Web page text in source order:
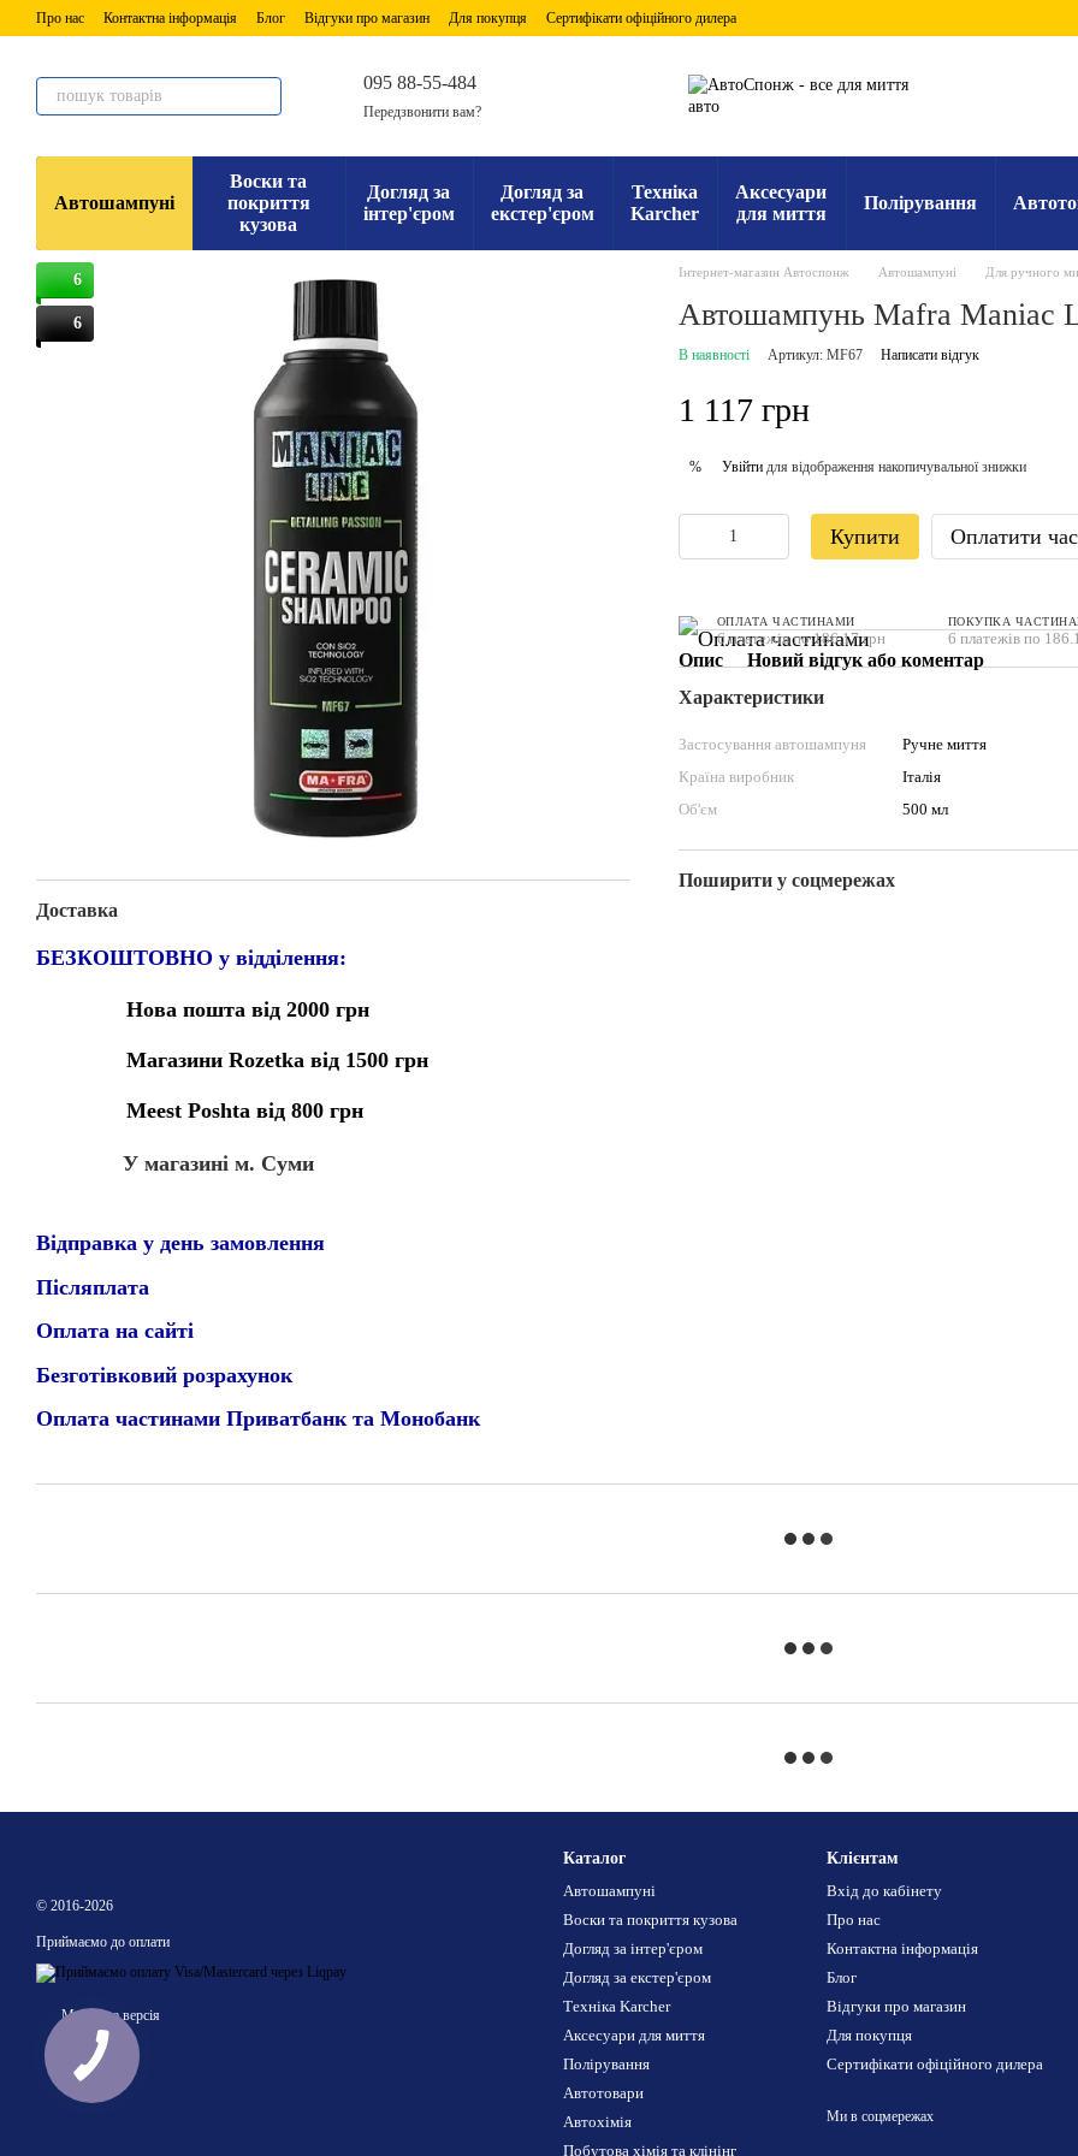
Перейти до основного контенту
Про нас Контактна інформація Блог Відгуки про магазин Для покупця Сертифікати офіційного дилера
095 88-55-484
Передзвонити вам?
Автошампуні
Воски та
покриття
кузова
Догляд за
інтер'єром
Догляд за
екстер'єром
Техніка
Karcher
Аксесуари
для миття
Полірування
6
6
Доставка
БЕЗКОШТОВНО у відділення:
Нова пошта від 2000 грн
Магазини Rozetka від 1500 грн
Meest Poshta від 800 грн
У магазині м. Суми
Відправка у день замовлення
Післяплата
Оплата на сайті
Безготівковий розрахунок
Оплата частинами Приватбанк та Монобанк
Інтернет-магазин Автоспонж Автошампуні Для ручного
Автошампунь Mafra Maniac
В наявності Артикул: MF67 Написати відгук
1 117 грн
% Увійтидля відображення накопичувальної знижки
Купити Оплатити
ОПЛАТА ЧАСТИНАМИ
6 платежів по 186.17 грн
ПОКУПКА
6 платежів по
Опис
Новий відгук або коментар
Характеристики
Застосування автошампуня
Ручне миття
Країна виробник
Італія
Об'єм
500 мл
Поширити у соцмережах
© 2016-2026
Приймаємо до оплати
Мобільна версія
Каталог
Автошампуні
Воски та покриття кузова
Догляд за інтер'єром
Догляд за екстер'єром
Техніка Karcher
Аксесуари для миття
Полірування
Автотовари
Автохімія
Побутова хімія та клінінг
Клієнтам
Вхід до кабінету
Про нас
Контактна інформація
Блог
Відгуки про магазин
Для покупця
Сертифікати офіційного дилера
Ми в соцмережах